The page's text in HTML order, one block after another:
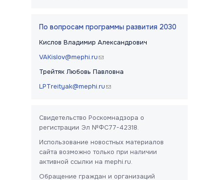
По вопросам программы развития 2030
Кислов Владимир Александрович
VAKislov@mephi.ru(link sends e-mail)
Трейтяк Любовь Павловна
LPTreityak@mephi.ru(link sends e-mail)
Свидетельство Роскомнадзора о
регистрации Эл №ФС77-42318.
Использование новостных материалов
сайта возможно только при наличии
активной ссылки на mephi.ru.
Обращение граждан и организаций